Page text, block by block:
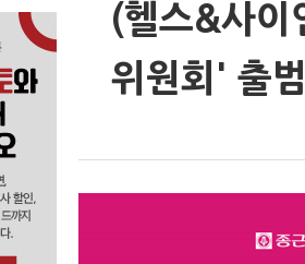
(헬스&사이
위원회' 출범